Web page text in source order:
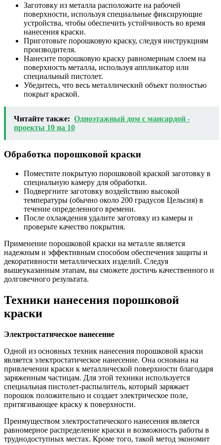
Заготовку из металла расположите на рабочей
поверхности, используя специальные фиксирующие
устройства, чтобы обеспечить устойчивость во время
нанесения краски.
Приготовьте порошковую краску, следуя инструкциям
производителя.
Нанесите порошковую краску равномерным слоем на
поверхность металла, используя аппликатор или
специальный пистолет.
Убедитесь, что весь металлический объект полностью
покрыт краской.
Читайте также: Одноэтажный дом с мансардой -
проекты 10 на 10
Обработка порошковой краски
Поместите покрытую порошковой краской заготовку в
специальную камеру для обработки.
Подвергните заготовку воздействию высокой
температуры (обычно около 200 градусов Цельсия) в
течение определенного времени.
После охлаждения удалите заготовку из камеры и
проверьте качество покрытия.
Применение порошковой краски на металле является
надежным и эффективным способом обеспечения защиты и
декоративности металлических изделий. Следуя
вышеуказанным этапам, вы сможете достичь качественного и
долговечного результата.
Техники нанесения порошковой
краски
Электростатическое нанесение
Одной из основных техник нанесения порошковой краски
является электростатическое нанесение. Она основана на
привлечении краски к металлической поверхности благодаря
заряженным частицам. Для этой техники используется
специальная пистолет-распылитель, который заряжает
порошок положительно и создает электрическое поле,
притягивающее краску к поверхности.
Преимуществом электростатического нанесения является
равномерное распределение краски и возможность работы в
труднодоступных местах. Кроме того, такой метод экономит